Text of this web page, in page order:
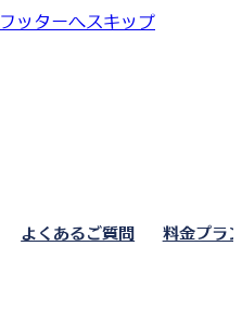
フッターへスキップ
よくあるご質問 料金プラ